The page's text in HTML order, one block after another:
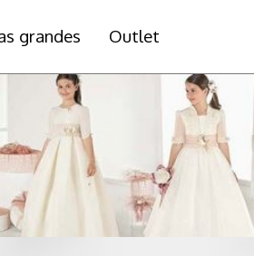
grandes Outlet